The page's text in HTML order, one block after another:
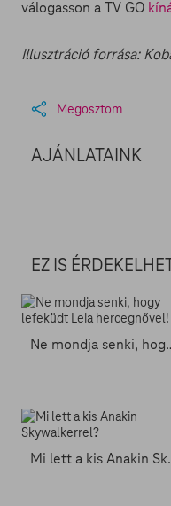
válogasson a TV GO
Illusztráció forrása:
Megosztom
AJÁNLATAINK
EZ IS
Ne mondja
Mi lett